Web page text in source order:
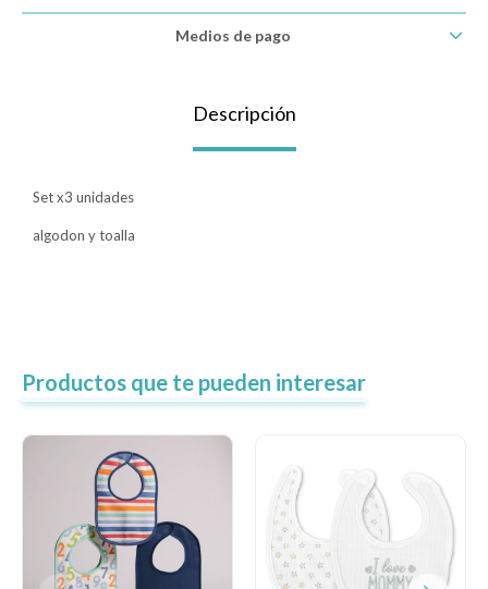
Medios de pago
Descripción
Set x3 unidades
algodon y toalla
Productos que te pueden interesar
Bolsos y mochilas maternales
Gift cards
Sale
Contacto
Local MVD Kids